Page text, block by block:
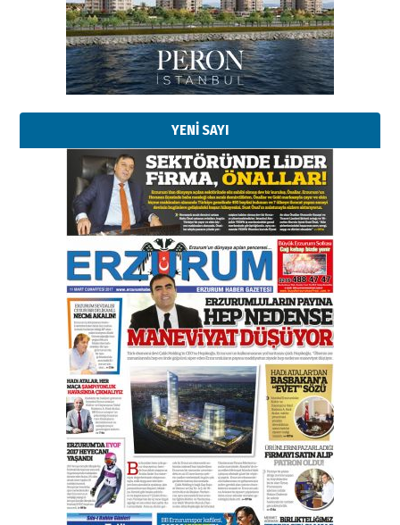
YENİ SAYI
02 Ağustos 2026 Pazar
Kadir SABUNCUOĞLU
Erzurumspor’un köşe taşları
29 Haziran 2026 Pazartesi
Kenan GÜLERCİ
Murat Şahsuvaroğlu ERKON’da
çıtayı yukarı taşırken,
yönetimdekiler aşağı
çekmemeli!
17 Şubat 2026 SalıOrhan BOZKURT
Bir fotoğraf, bir şehir, bir
gazeteci… Dizginler kimin
elinde?
31 Mart 2026 Salı
A. Berhan Yılmaz
BİR BÖLÜM DEĞİL, BİR ÖMÜR
SEÇİYORSUNUZ… “NEDEN
ATATÜRK ÜNİVERSİTESİ?”
28 Temmuz 2026 Salı
Ahmet Gökhan YAZICI
Ahmed Yesevi’den bir Alperen…
”Reisimiz” idi… Hakka yürüdü.!
26 Mart 2026 Perşembe
Cem Bakırcı
Ardında bıraktığı hatıralarıyla
gönül adamı Faruk Terzioğlu!